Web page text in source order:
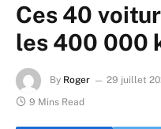
Ces 40
les 400 000
By Roger 29 juillet
9 Mins Read